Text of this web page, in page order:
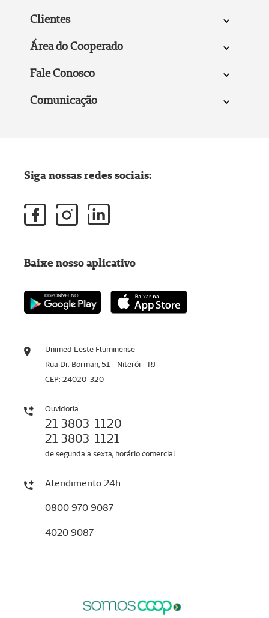
Clientes
Área do Cooperado
Fale Conosco
Comunicação
Unimed Leste Fluminense
Rua Dr. Borman, 51 - Niterói - RJ
CEP: 24020-320
Ouvidoria
21 3803-1120
21 3803-1121
de segunda a sexta, horário comercial
Atendimento 24h
0800 970 9087
4020 9087
Siga nossas redes sociais:
Baixe nosso aplicativo